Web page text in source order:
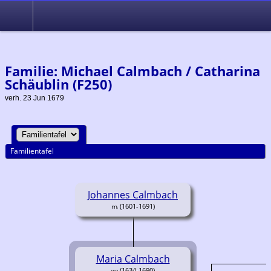
Familie: Michael Calmbach / Catharina
Schäublin (F250)
verh. 23 Jun 1679
Familientafel
Johannes Calmbach
(1601-1691)
Maria Calmbach